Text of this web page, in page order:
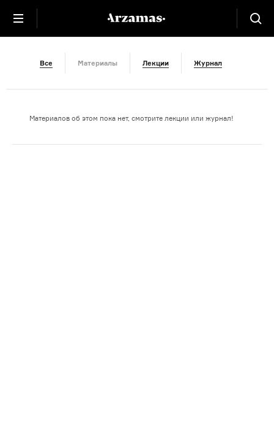
Австралия
Все Материалы Лекции Журнал
Материалов об этом пока нет, смотрите лекции или журнал!